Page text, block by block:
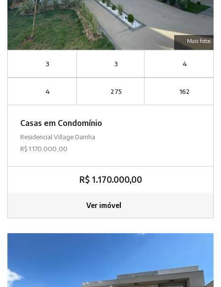
Mais fotos
3 3 4
4 275 162
Casas em Condomínio
Residencial Village Damha
R$ 1.170.000,00
R$ 1.170.000,00
Ver imóvel